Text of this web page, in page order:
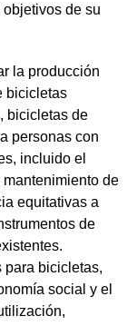
de su
la producción
bicicletas
bicicletas de
personas con
incluido el
de
equitativas a
de
para bicicletas,
social y el